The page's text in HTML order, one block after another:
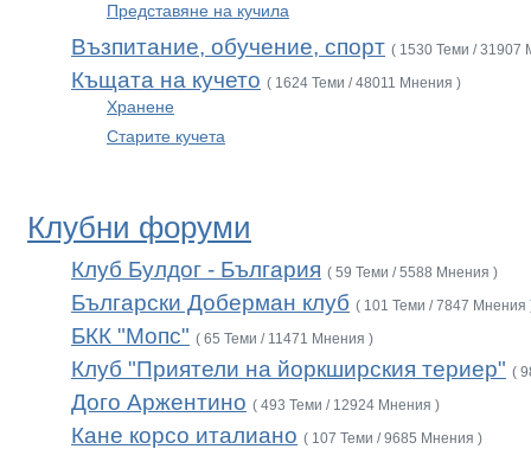
Представяне на кучила
Възпитание, обучение, спорт ( 1530 Теми / 31907
Къщата на кучето ( 1624 Теми / 48011 Мнения )
Хранене
Старите кучета
Клубни форуми
Клуб Булдог - България ( 59 Теми / 5588 Мнения )
Български Доберман клуб ( 101 Теми / 7847 Мнения
БКК "Мопс" ( 65 Теми / 11471 Мнения )
Клуб "Приятели на йоркширския териер" (
Дого Аржентино ( 493 Теми / 12924 Мнения )
Кане корсо италиано ( 107 Теми / 9685 Мнения )